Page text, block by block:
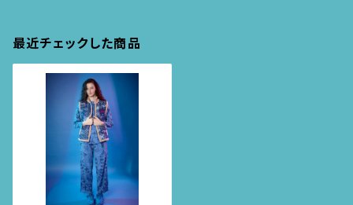
最近チェックした商品